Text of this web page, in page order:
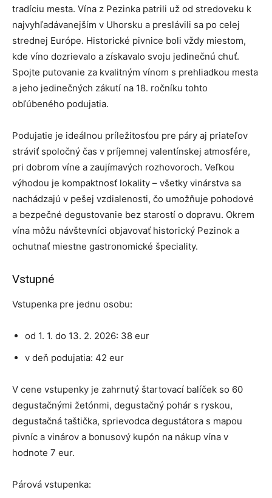
tradíciu mesta. Vína z Pezinka patrili už od stredoveku k
najvyhľadávanejším v Uhorsku a preslávili sa po celej
strednej Európe. Historické pivnice boli vždy miestom,
kde víno dozrievalo a získavalo svoju jedinečnú chuť.
Spojte putovanie za kvalitným vínom s prehliadkou mesta
a jeho jedinečných zákutí na 18. ročníku tohto
obľúbeného podujatia.
Podujatie je ideálnou príležitosťou pre páry aj priateľov
stráviť spoločný čas v príjemnej valentínskej atmosfére,
pri dobrom víne a zaujímavých rozhovoroch. Veľkou
výhodou je kompaktnosť lokality – všetky vinárstva sa
nachádzajú v pešej vzdialenosti, čo umožňuje pohodové
a bezpečné degustovanie bez starostí o dopravu. Okrem
vína môžu návštevníci objavovať historický Pezinok a
ochutnať miestne gastronomické špeciality.
Vstupné
Vstupenka pre jednu osobu:
od 1. 1. do 13. 2. 2026: 38 eur
v deň podujatia: 42 eur
V cene vstupenky je zahrnutý štartovací balíček so 60
degustačnými žetónmi, degustačný pohár s ryskou,
degustačná taštička, sprievodca degustátora s mapou
pivníc a vinárov a bonusový kupón na nákup vína v
hodnote 7 eur.
Párová vstupenka: